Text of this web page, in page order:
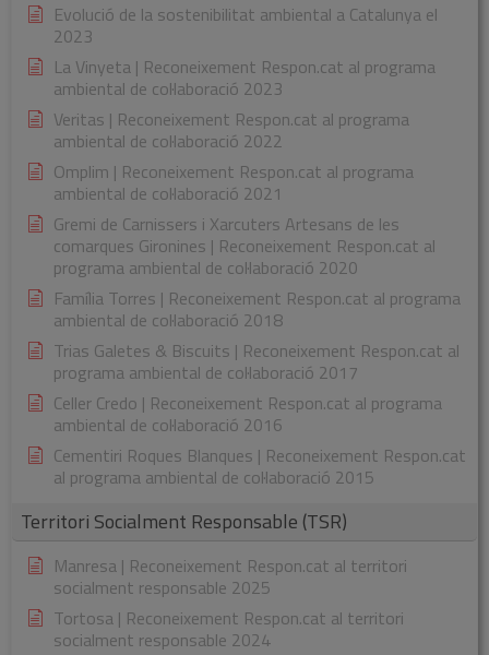
Evolució de la sostenibilitat ambiental a Catalunya el
2023
La Vinyeta | Reconeixement Respon.cat al programa
ambiental de col·laboració 2023
Veritas | Reconeixement Respon.cat al programa
ambiental de col·laboració 2022
Omplim | Reconeixement Respon.cat al programa
ambiental de col·laboració 2021
Gremi de Carnissers i Xarcuters Artesans de les
comarques Gironines | Reconeixement Respon.cat al
programa ambiental de col·laboració 2020
Família Torres | Reconeixement Respon.cat al programa
ambiental de col·laboració 2018
Trias Galetes & Biscuits | Reconeixement Respon.cat al
programa ambiental de col·laboració 2017
Celler Credo | Reconeixement Respon.cat al programa
ambiental de col·laboració 2016
Cementiri Roques Blanques | Reconeixement Respon.cat
al programa ambiental de col·laboració 2015
Territori Socialment Responsable (TSR)
Manresa | Reconeixement Respon.cat al territori
socialment responsable 2025
Tortosa | Reconeixement Respon.cat al territori
socialment responsable 2024